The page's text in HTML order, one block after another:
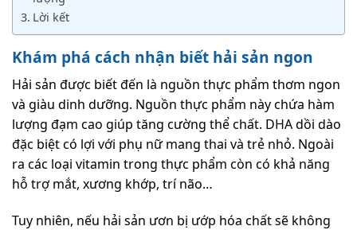
Lời kết
Khám phá cách nhận biết hải sản ngon
Hải sản được biết đến là nguồn thực phẩm thơm ngon
và giàu dinh dưỡng. Nguồn thực phẩm này chứa hàm
lượng đạm cao giúp tăng cường thể chất. DHA dồi dào
đặc biệt có lợi với phụ nữ mang thai và trẻ nhỏ. Ngoài
ra các loại vitamin trong thực phẩm còn có khả năng
hỗ trợ mắt, xương khớp, trí não…
Tuy nhiên, nếu hải sản ươn bị ướp hóa chất sẽ không